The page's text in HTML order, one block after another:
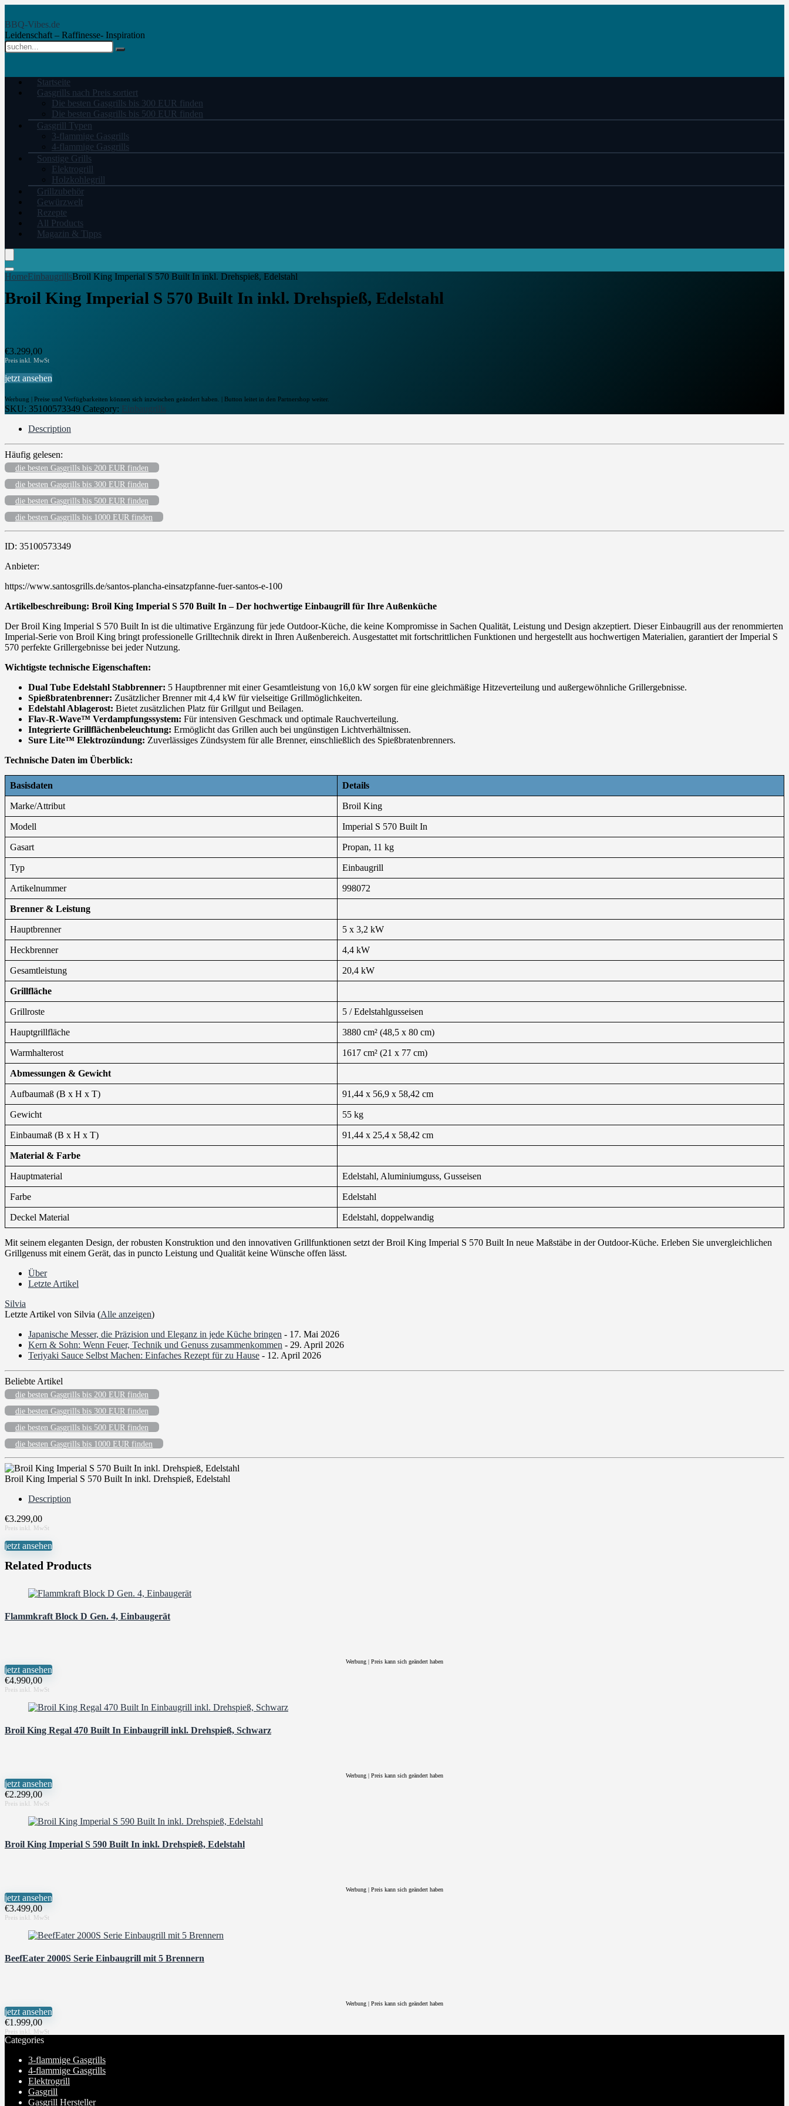
BBQ-Vibes.de
Leidenschaft – Raffinesse- Inspiration
Startseite
Gasgrills nach Preis sortiert
Die besten Gasgrills bis 300 EUR finden
Die besten Gasgrills bis 500 EUR finden
Gasgrill Typen
3-flammige Gasgrills
4-flammige Gasgrills
Sonstige Grills
Elektrogrill
Holzkohlegrill
Grillzubehör
Gewürzwelt
Rezepte
All Products
Magazin & Tipps
HomeEinbaugrillsBroil King Imperial S 570 Built In inkl. Drehspieß, Edelstahl
Broil King Imperial S 570 Built In inkl. Drehspieß, Edelstahl
€3.299,00
jetzt ansehen
Werbung | Preise und Verfügbarkeiten können sich inzwischen geändert haben. | Button leitet in den Partnershop weiter.
SKU: 35100573349 Category: Einbaugrills
Description
Häufig gelesen:
die besten Gasgrills bis 200 EUR finden
die besten Gasgrills bis 300 EUR finden
die besten Gasgrills bis 500 EUR finden
die besten Gasgrills bis 1000 EUR finden
ID: 35100573349
Anbieter:
https://www.santosgrills.de/santos-plancha-einsatzpfanne-fuer-santos-e-100
Artikelbeschreibung: Broil King Imperial S 570 Built In – Der hochwertige Einbaugrill für Ihre Außenküche
Der Broil King Imperial S 570 Built In ist die ultimative Ergänzung für jede Outdoor-Küche, die keine Kompromisse in Sachen Qualität, Leistung und Design akzeptiert. Dieser Einbaugrill aus der renommierten
Imperial-Serie von Broil King bringt professionelle Grilltechnik direkt in Ihren Außenbereich. Ausgestattet mit fortschrittlichen Funktionen und hergestellt aus hochwertigen Materialien, garantiert der Imperial S
570 perfekte Grillergebnisse bei jeder Nutzung.
Wichtigste technische Eigenschaften:
Dual Tube Edelstahl Stabbrenner: 5 Hauptbrenner mit einer Gesamtleistung von 16,0 kW sorgen für eine gleichmäßige Hitzeverteilung und außergewöhnliche Grillergebnisse.
Spießbratenbrenner: Zusätzlicher Brenner mit 4,4 kW für vielseitige Grillmöglichkeiten.
Edelstahl Ablagerost: Bietet zusätzlichen Platz für Grillgut und Beilagen.
Flav-R-Wave™ Verdampfungssystem: Für intensiven Geschmack und optimale Rauchverteilung.
Integrierte Grillflächenbeleuchtung: Ermöglicht das Grillen auch bei ungünstigen Lichtverhältnissen.
Sure Lite™ Elektrozündung: Zuverlässiges Zündsystem für alle Brenner, einschließlich des Spießbratenbrenners.
Technische Daten im Überblick:
Basisdaten Details
Marke/Attribut Broil King
Modell Imperial S 570 Built In
Gasart Propan, 11 kg
Typ Einbaugrill
Artikelnummer 998072
Brenner & Leistung
Hauptbrenner 5 x 3,2 kW
Heckbrenner 4,4 kW
Gesamtleistung 20,4 kW
Grillfläche
Grillroste 5 / Edelstahlgusseisen
Hauptgrillfläche 3880 cm² (48,5 x 80 cm)
Warmhalterost 1617 cm² (21 x 77 cm)
Abmessungen & Gewicht
Aufbaumaß (B x H x T) 91,44 x 56,9 x 58,42 cm
Gewicht 55 kg
Einbaumaß (B x H x T) 91,44 x 25,4 x 58,42 cm
Material & Farbe
Hauptmaterial Edelstahl, Aluminiumguss, Gusseisen
Farbe Edelstahl
Deckel Material Edelstahl, doppelwandig
Mit seinem eleganten Design, der robusten Konstruktion und den innovativen Grillfunktionen setzt der Broil King Imperial S 570 Built In neue Maßstäbe in der Outdoor-Küche. Erleben Sie unvergleichlichen
Grillgenuss mit einem Gerät, das in puncto Leistung und Qualität keine Wünsche offen lässt.
Über
Letzte Artikel
Silvia
Letzte Artikel von Silvia (Alle anzeigen)
Japanische Messer, die Präzision und Eleganz in jede Küche bringen - 17. Mai 2026
Kern & Sohn: Wenn Feuer, Technik und Genuss zusammenkommen - 29. April 2026
Teriyaki Sauce Selbst Machen: Einfaches Rezept für zu Hause - 12. April 2026
Beliebte Artikel
die besten Gasgrills bis 200 EUR finden
die besten Gasgrills bis 300 EUR finden
die besten Gasgrills bis 500 EUR finden
die besten Gasgrills bis 1000 EUR finden
Broil King Imperial S 570 Built In inkl. Drehspieß, Edelstahl
Description
€3.299,00
jetzt ansehen
Related Products
Flammkraft Block D Gen. 4, Einbaugerät
Werbung | Preis kann sich geändert haben
jetzt ansehen
€4.990,00
Broil King Regal 470 Built In Einbaugrill inkl. Drehspieß, Schwarz
Werbung | Preis kann sich geändert haben
jetzt ansehen
€2.299,00
Broil King Imperial S 590 Built In inkl. Drehspieß, Edelstahl
Werbung | Preis kann sich geändert haben
jetzt ansehen
€3.499,00
BeefEater 2000S Serie Einbaugrill mit 5 Brennern
Werbung | Preis kann sich geändert haben
jetzt ansehen
€1.999,00
Categories
3-flammige Gasgrills
4-flammige Gasgrills
Elektrogrill
Gasgrill
Gasgrill Hersteller